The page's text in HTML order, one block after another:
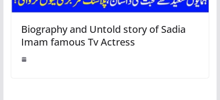
Biography and Untold story of Sadia
Imam famous Tv Actress